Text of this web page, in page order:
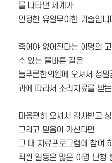
를 나타낸 세계가
인정한 유일무이한 기술입니
죽어야 없어진다는 이명의
수 있는 올바른 길은
늘푸른한의원에 오셔서 정
과에 따라서 소리치료를 받
마음편히 오셔서 검사받고
그리고 믿음이 가신다면
그 때 치료프로그램에 참여
직원 일동은 많은 이명 난청